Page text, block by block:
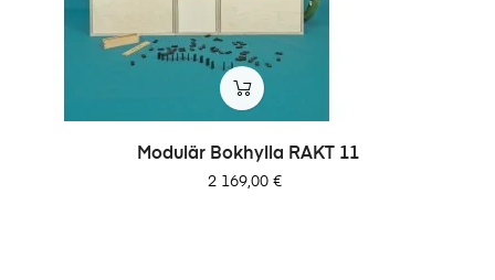
Modulär Bokhylla RAKT 11
Pris
2 169,00 €